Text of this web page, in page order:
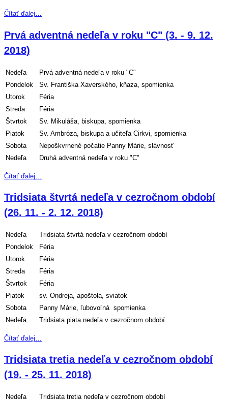
Čítať ďalej…
Prvá adventná nedeľa v roku "C" (3. - 9. 12.
2018)
Nedeľa
Prvá adventná nedeľa v roku "C"
Pondelok
Sv. Františka Xaverského, kňaza, spomienka
Utorok
Féria
Streda
Féria
Štvrtok
Sv. Mikuláša, biskupa, spomienka
Piatok
Sv. Ambróza, biskupa a učiteľa Cirkvi, spomienka
Sobota
Nepoškvrnené počatie Panny Márie, slávnosť
Nedeľa
Druhá adventná nedeľa v roku "C"
Čítať ďalej…
Tridsiata štvrtá nedeľa v cezročnom období
(26. 11. - 2. 12. 2018)
Nedeľa
Tridsiata štvrtá nedeľa v cezročnom období
Pondelok
Féria
Utorok
Féria
Streda
Féria
Štvrtok
Féria
Piatok
sv. Ondreja, apoštola, sviatok
Sobota
Panny Márie, ľubovoľná spomienka
Nedeľa
Tridsiata piata nedeľa v cezročnom období
Čítať ďalej…
Tridsiata tretia nedeľa v cezročnom období
(19. - 25. 11. 2018)
Nedeľa Tridsiata tretia nedeľa v cezročnom období